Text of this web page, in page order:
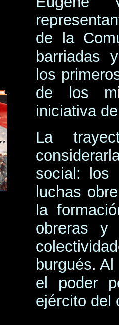
de la
barriadas
los
de los
iniciativa
La
social: los
luchas
la
obreras y
burgués.
el poder
ejército del